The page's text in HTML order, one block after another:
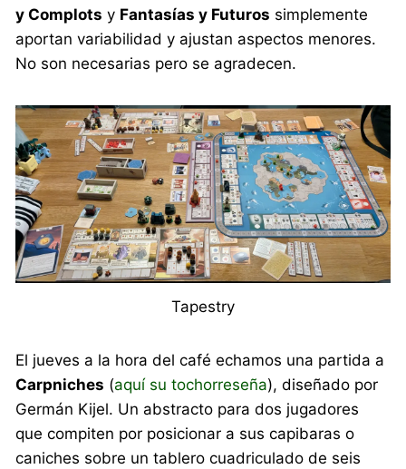
y Complots y Fantasías y Futuros simplemente
aportan variabilidad y ajustan aspectos menores.
No son necesarias pero se agradecen.
Tapestry
El jueves a la hora del café echamos una partida a
Carpniches (aquí su tochorreseña), diseñado por
Germán Kijel. Un abstracto para dos jugadores
que compiten por posicionar a sus capibaras o
caniches sobre un tablero cuadriculado de seis